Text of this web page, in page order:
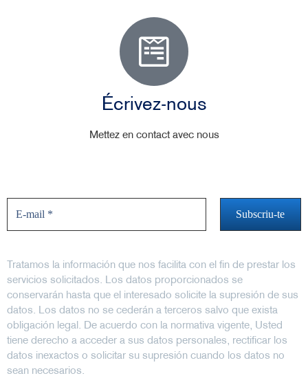
Écrivez-nous
Mettez en contact avec nous
Tratamos la información que nos facilita con el fin de prestar los
servicios solicitados. Los datos proporcionados se
conservarán hasta que el interesado solicite la supresión de sus
datos. Los datos no se cederán a terceros salvo que exista
obligación legal. De acuerdo con la normativa vigente, Usted
tiene derecho a acceder a sus datos personales, rectificar los
datos inexactos o solicitar su supresión cuando los datos no
sean necesarios.